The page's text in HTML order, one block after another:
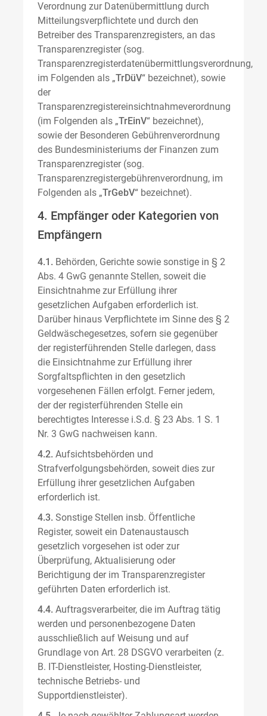
Verordnung zur Datenübermittlung durch
Mitteilungsverpflichtete und durch den
Betreiber des Transparenzregisters, an das
Transparenzregister (sog.
Transparenzregisterdatenübermittlungsverordnung,
im Folgenden als „TrDüV“ bezeichnet), sowie
der
Transparenzregistereinsichtnahmeverordnung
(im Folgenden als „TrEinV“ bezeichnet),
sowie der Besonderen Gebührenverordnung
des Bundesministeriums der Finanzen zum
Transparenzregister (sog.
Transparenzregistergebührenverordnung, im
Folgenden als „TrGebV“ bezeichnet).
4. Empfänger oder Kategorien von
Empfängern
4.1. Behörden, Gerichte sowie sonstige in § 2
Abs. 4 GwG genannte Stellen, soweit die
Einsichtnahme zur Erfüllung ihrer
gesetzlichen Aufgaben erforderlich ist.
Darüber hinaus Verpflichtete im Sinne des § 2
Geldwäschegesetzes, sofern sie gegenüber
der registerführenden Stelle darlegen, dass
die Einsichtnahme zur Erfüllung ihrer
Sorgfaltspflichten in den gesetzlich
vorgesehenen Fällen erfolgt. Ferner jedem,
der der registerführenden Stelle ein
berechtigtes Interesse i.S.d. § 23 Abs. 1 S. 1
Nr. 3 GwG nachweisen kann.
4.2. Aufsichtsbehörden und
Strafverfolgungsbehörden, soweit dies zur
Erfüllung ihrer gesetzlichen Aufgaben
erforderlich ist.
4.3. Sonstige Stellen insb. Öffentliche
Register, soweit ein Datenaustausch
gesetzlich vorgesehen ist oder zur
Überprüfung, Aktualisierung oder
Berichtigung der im Transparenzregister
geführten Daten erforderlich ist.
4.4. Auftragsverarbeiter, die im Auftrag tätig
werden und personenbezogene Daten
ausschließlich auf Weisung und auf
Grundlage von Art. 28 DSGVO verarbeiten (z.
B. IT-Dienstleister, Hosting-Dienstleister,
technische Betriebs- und
Supportdienstleister).